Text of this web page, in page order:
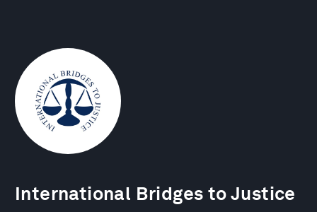
International Bridges to Justice